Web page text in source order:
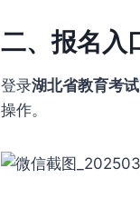
二、报名入
登录湖北省教育考
操作。